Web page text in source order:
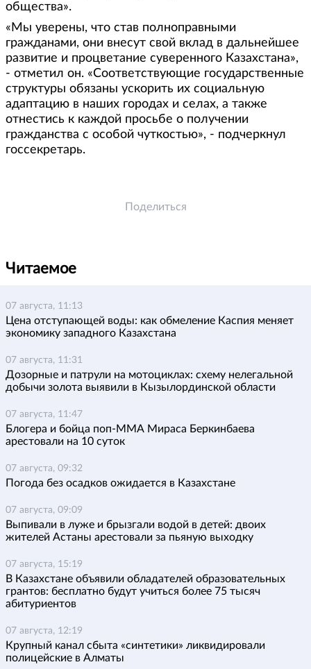
общества».
«Мы уверены, что став полноправными
гражданами, они внесут свой вклад в дальнейшее
развитие и процветание суверенного Казахстана»,
- отметил он. «Соответствующие государственные
структуры обязаны ускорить их социальную
адаптацию в наших городах и селах, а также
отнестись к каждой просьбе о получении
гражданства с особой чуткостью», - подчеркнул
госсекретарь.
Поделиться
Читаемое
07 августа, 11:13
Цена отступающей воды: как обмеление Каспия меняет
экономику западного Казахстана
07 августа, 11:31
Дозорные и патрули на мотоциклах: схему нелегальной
добычи золота выявили в Кызылординской области
07 августа, 11:47
Блогера и бойца поп-ММА Мираса Беркинбаева
арестовали на 10 суток
07 августа, 09:32
Погода без осадков ожидается в Казахстане
07 августа, 09:09
Выпивали в луже и брызгали водой в детей: двоих
жителей Астаны арестовали за пьяную выходку
07 августа, 15:19
В Казахстане объявили обладателей образовательных
грантов: бесплатно будут учиться более 75 тысяч
абитуриентов
07 августа, 12:19
Крупный канал сбыта «синтетики» ликвидировали
полицейские в Алматы